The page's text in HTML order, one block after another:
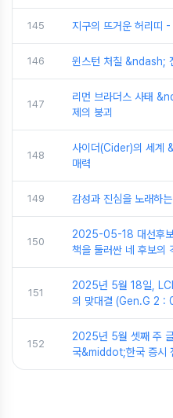
145 지구의 뜨거운 허리띠 -
146 윈스턴 처칠 &ndash;
147
리먼 브라더스 사태
제의 붕괴
148
사이더(Cider)의 세계
매력
149 감성과 진심을 노래하
150
2025-05-18 대선후
책을 둘러싼 네 후보의
151
2025년 5월 18일,
의 맞대결 (Gen.G 2 :
152
2025년 5월 셋째 주
국&middot;한국 증시